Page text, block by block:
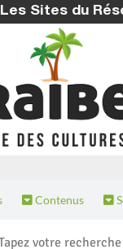
Les Sites du
Contenus